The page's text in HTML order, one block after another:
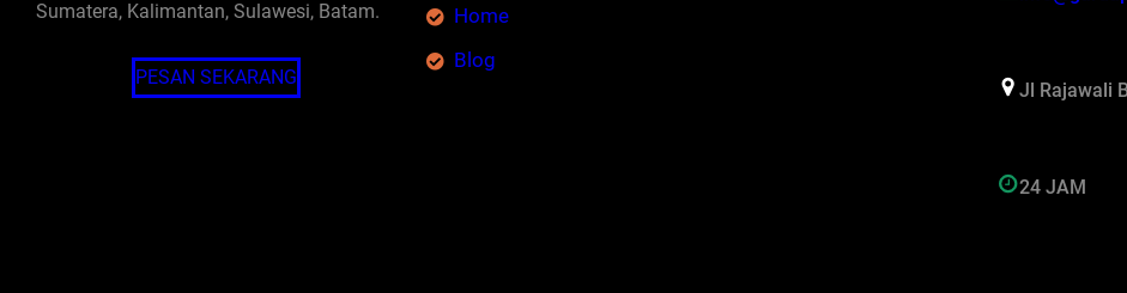
Sumatera, Kalimantan, Sulawesi, Batam.
PESAN SEKARANG
Home
Blog
Jl Rajawali
24 JAM